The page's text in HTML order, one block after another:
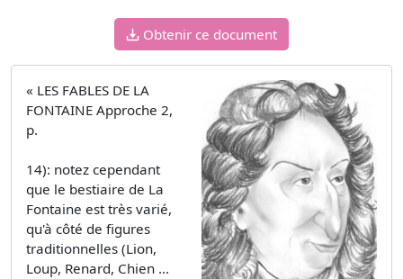
Obtenir ce document
« LES FABLES DE LA
FONTAINE Approche 2,
p.
14): notez cependant
que le bestiaire de La
Fontaine est très varié,
qu'à côté de figures
traditionnelles (Lion,
Loup, Renard, Chien ...